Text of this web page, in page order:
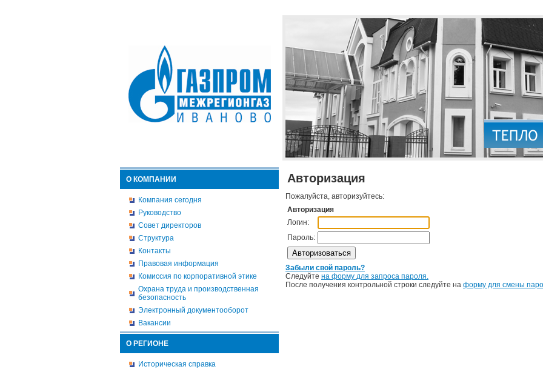
О КОМПАНИИ
Компания сегодня
Руководство
Совет директоров
Структура
Контакты
Правовая информация
Комиссия по корпоративной этике
Охрана труда и производственная
безопасность
Электронный документооборот
Вакансии
О РЕГИОНЕ
Историческая справка
Авторизация
Пожалуйста, авторизуйтесь:
Авторизация
Логин:
Пароль:
Забыли свой пароль?
Следуйте на форму для запроса пароля.
После получения контрольной строки следуйте на форму для смены